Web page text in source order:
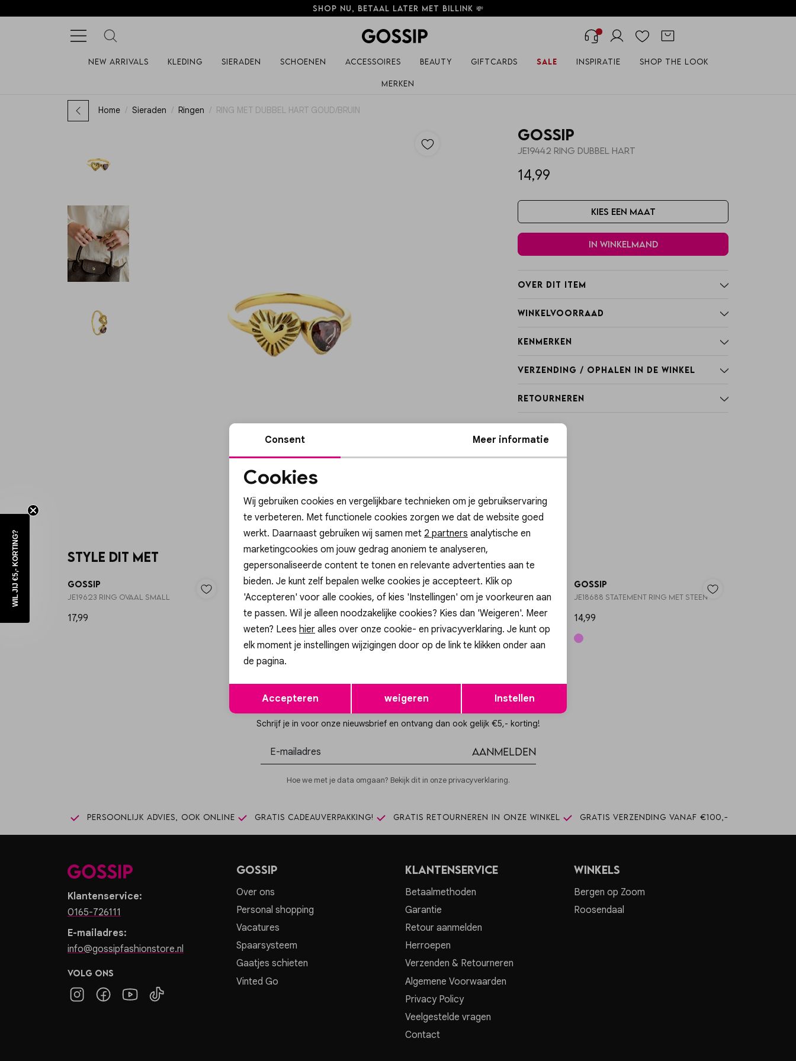
Shop nu, betaal later met Billink 💸
New arrivals Kleding Sieraden Schoenen Accessoires Beauty Giftcards Sale Inspiratie Shop the look
Merken
Home Sieraden Ringen RING MET DUBBEL HART GOUD/BRUIN
Gossip
JE19442 RING DUBBEL HART
14,99
Kies een maat
In winkelmand
Over dit item
Winkelvoorraad
Kenmerken
Verzending / Ophalen in de winkel
Retourneren
Style dit met
Gossip
JE19623 RING OVAAL SMALL
17,99
3=2
Gossip
JE17433 RING MET STRIK
14,99
Gossip
JE14985 RING HART MET RELIEF
14,99
Gossip
JE18688 STATEMENT RING MET STEEN
14,99
Altijd als eerste op de hoogte zijn?
Schrijf je in voor onze nieuwsbrief en ontvang dan ook gelijk €5,- korting!
Aanmelden
Hoe we met je data omgaan? Bekijk dit in onze privacyverklaring.
Persoonlijk advies, ook online Gratis cadeauverpakking! Gratis retourneren in onze winkel Gratis verzending vanaf €100,-
Klantenservice:
0165-726111
E-mailadres:
info@gossipfashionstore.nl
Volg ons
Gossip
Over ons
Personal shopping
Vacatures
Spaarsysteem
Gaatjes schieten
Vinted Go
Klantenservice
Betaalmethoden
Garantie
Retour aanmelden
Herroepen
Verzenden & Retourneren
Algemene Voorwaarden
Privacy Policy
Veelgestelde vragen
Contact
Winkels
Bergen op Zoom
Roosendaal
Noodzakelijke
cookies
Analytische cookies Marketing cookies
Opslaan
Consent Meer informatie
Cookies
Wij gebruiken cookies en vergelijkbare technieken om je gebruikservaring
te verbeteren. Met functionele cookies zorgen we dat de website goed
werkt. Daarnaast gebruiken wij samen met 2 partners analytische en
marketingcookies om jouw gedrag anoniem te analyseren,
gepersonaliseerde content te tonen en relevante advertenties aan te
bieden. Je kunt zelf bepalen welke cookies je accepteert. Klik op
'Accepteren' voor alle cookies, of kies 'Instellingen' om je voorkeuren aan
te passen. Wil je alleen noodzakelijke cookies? Kies dan 'Weigeren'. Meer
weten? Lees hier alles over onze cookie- en privacyverklaring. Je kunt op
elk moment je instellingen wijzigingen door op de link te klikken onder aan
de pagina.
Accepteren weigeren Instellen
WIL JIJ €5,- KORTING?